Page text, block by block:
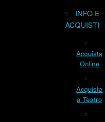
INFO E
ACQUISTI
Acquista
Online
Acquista
a Teatro